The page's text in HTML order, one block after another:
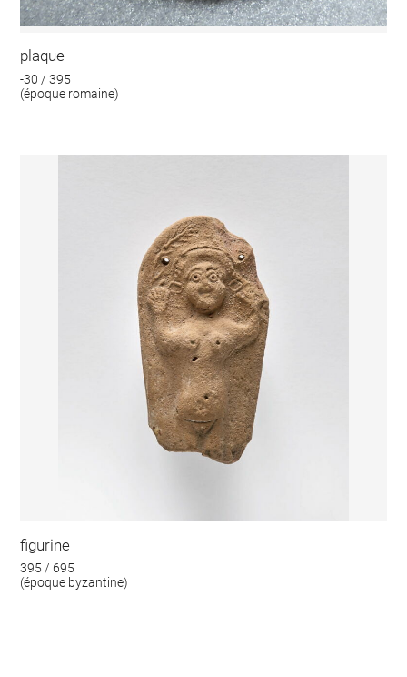
plaque
-30 / 395
(époque romaine)
figurine
395 / 695
(époque byzantine)